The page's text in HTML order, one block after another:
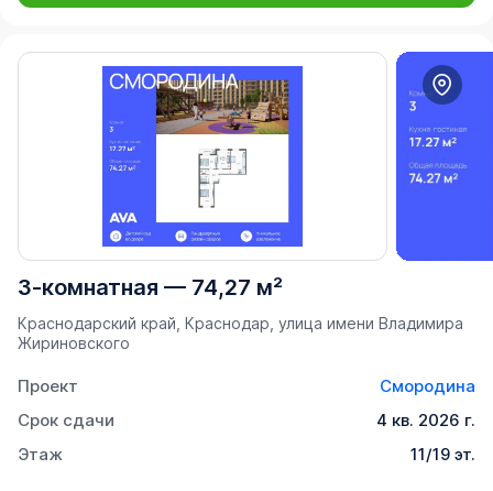
3-комнатная — 74,27 м²
Краснодарский край, Краснодар, улица имени Владимира
Жириновского
Проект
Смородина
Срок сдачи
4 кв. 2026 г.
Этаж
11/19 эт.